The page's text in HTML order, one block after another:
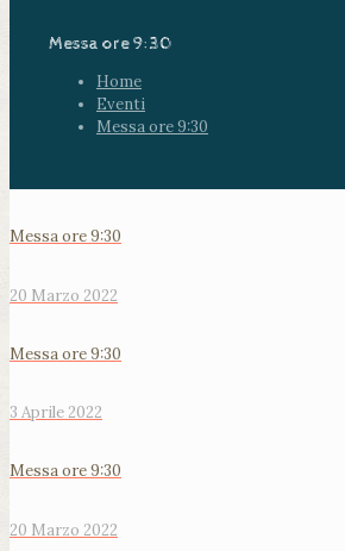
Messa ore 9:30
Home
Eventi
Messa ore 9:30
Messa ore 9:30
20 Marzo 2022
Messa ore 9:30
3 Aprile 2022
Messa ore 9:30
20 Marzo 2022